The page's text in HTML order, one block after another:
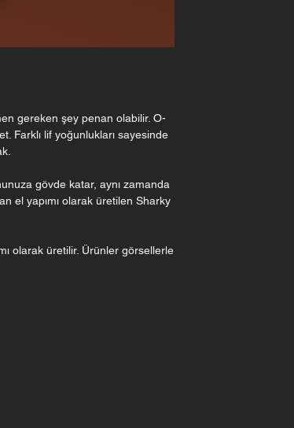
gereken şey penan olabilir. O-
Farklı lif yoğunlukları sayesinde
gövde katar, aynı zamanda
el yapımı olarak üretilen Sharky
olarak üretilir. Ürünler görsellerle